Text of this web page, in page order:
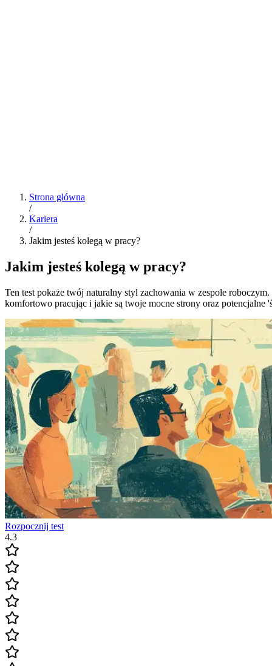
Strona główna
/
Kariera
/
Jakim jesteś kolegą w pracy?
Jakim jesteś kolegą w pracy?
Ten test pokaże twój naturalny styl zachowania w zespole
komfortowo pracując i jakie są twoje mocne strony oraz potencjalne
Rozpocznij test
4.3